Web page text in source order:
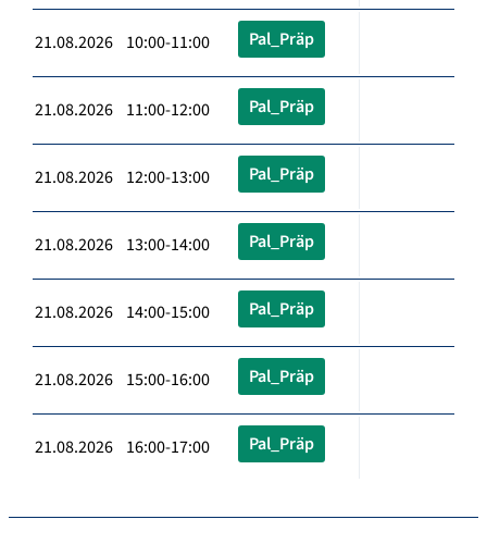
21.08.2026 10:00-11:00 Pal_Präp
21.08.2026 11:00-12:00 Pal_Präp
21.08.2026 12:00-13:00 Pal_Präp
21.08.2026 13:00-14:00 Pal_Präp
21.08.2026 14:00-15:00 Pal_Präp
21.08.2026 15:00-16:00 Pal_Präp
21.08.2026 16:00-17:00 Pal_Präp